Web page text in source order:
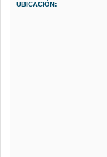
UBICACIÓN: